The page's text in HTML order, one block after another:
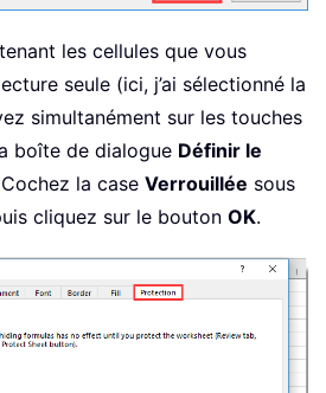
les cellules que vous
seule (ici, j’ai sélectionné la
simultanément sur les touches
boîte de dialogue Définir le
la case Verrouillée sous
cliquez sur le bouton OK.